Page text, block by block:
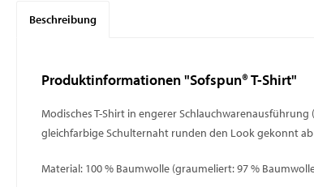
Beschreibung
Produktinformationen "Sofspun® T-Shirt"
Modisches T-Shirt in engerer
gleichfarbige Schulternaht runden den Look gekonnt
Material: 100 % Baumwolle (graumeliert: 97 %